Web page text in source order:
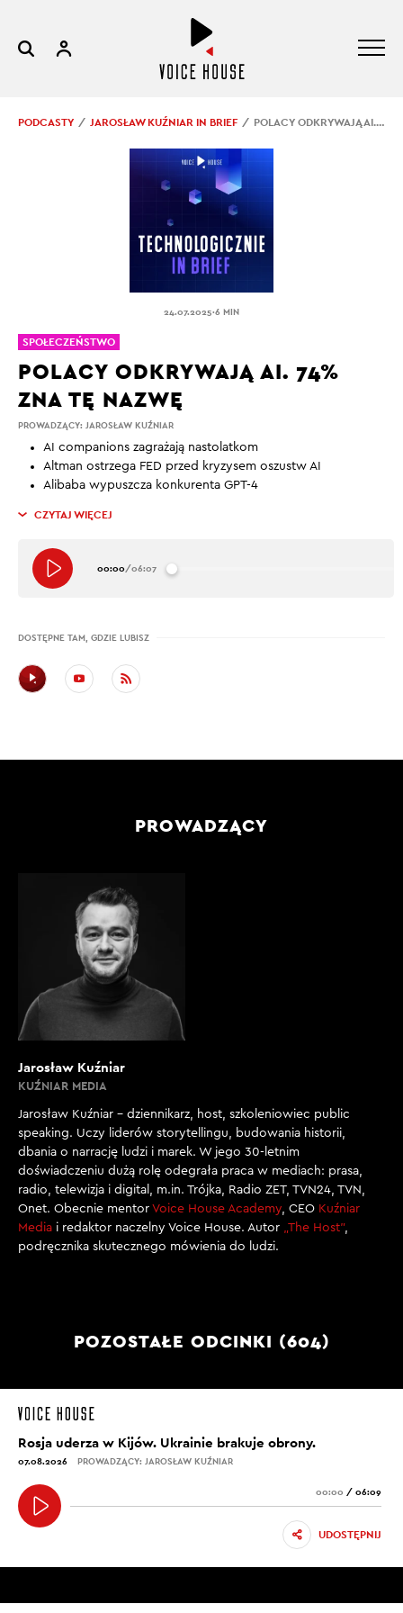
PODCASTY JAROSŁAW KUŹNIAR IN BRIEF POLACY ODKRYWAJĄ AI. 74% ZNA TĘ NAZWĘ
24.07.2025.6 MIN
PROWADZĄCY: JAROSŁAW KUŹNIAR
POLACY ODKRYWAJĄ AI. 74%
ZNA TĘ NAZWĘ
AI companions zagrażają nastolatkom
Altman ostrzega FED przed kryzysem oszustw AI
Alibaba wypuszcza konkurenta GPT-4
CZYTAJ WIĘCEJ
00:00/06:07
DOSTĘPNE TAM, GDZIE LUBISZ
SPOŁECZEŃSTWO
PROWADZĄCY
Jarosław Kuźniar
KUŹNIAR MEDIA
Jarosław Kuźniar – dziennikarz, host, szkoleniowiec public
speaking. Uczy liderów storytellingu, budowania historii,
dbania o narrację ludzi i marek. W jego 30-letnim
doświadczeniu dużą rolę odegrała praca w mediach: prasa,
radio, telewizja i digital, m.in. Trójka, Radio ZET, TVN24, TVN,
Onet. Obecnie mentor Voice House Academy, CEO Kuźniar
Media i redaktor naczelny Voice House. Autor „The Host”,
podręcznika skutecznego mówienia do ludzi.
POZOSTAŁE ODCINKI (604)
Rosja uderza w Kijów. Ukrainie brakuje obrony.
07.08.2026 PROWADZĄCY: JAROSŁAW KUŹNIAR
00:00 / 06:09
UDOSTĘPNIJ